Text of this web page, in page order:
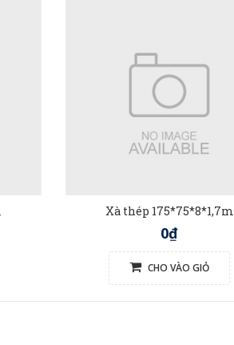
Xà thép 175*75*8*1,7m
0₫
CHO VÀO GIỎ